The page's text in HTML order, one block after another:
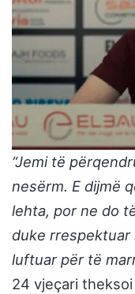
“Jemi të
nesërm. E dijmë
lehta, por ne do
duke
luftuar për të
24 vjeçari